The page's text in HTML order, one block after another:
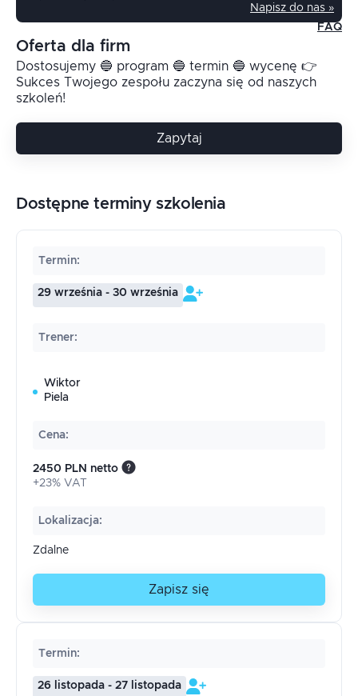
Napisz do nas »
FAQ
Oferta dla firm
Dostosujemy 🔵 program 🔵 termin 🔵 wycenę 👉
Sukces Twojego zespołu zaczyna się od naszych
szkoleń!
Zapytaj
Dostępne terminy szkolenia
Termin:
29 września - 30 września
Trener:
Wiktor
Piela
Cena:
2450 PLN netto
+23% VAT
Lokalizacja:
Zdalne
Zapisz się
Termin:
26 listopada - 27 listopada